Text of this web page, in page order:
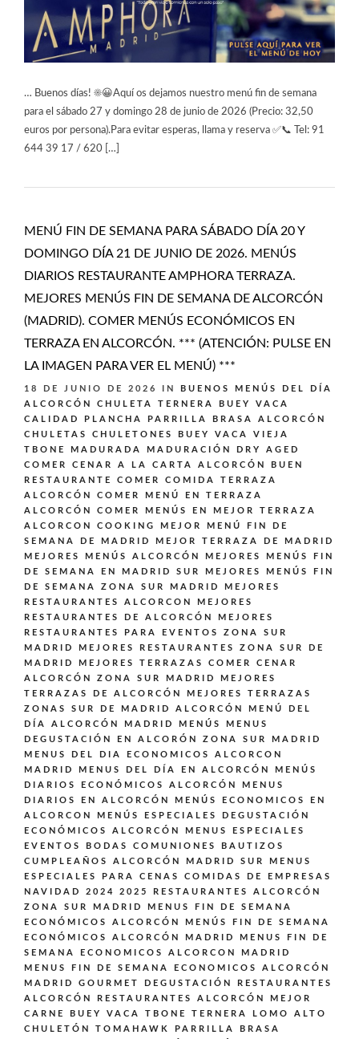
… Buenos días! ☀️😀Aquí os dejamos nuestro menú fin de semana
para el sábado 27 y domingo 28 de junio de 2026 (Precio: 32,50
euros por persona).Para evitar esperas, llama y reserva ✅📞 Tel: 91
644 39 17 / 620 […]
MENÚ FIN DE SEMANA PARA SÁBADO DÍA 20 Y
DOMINGO DÍA 21 DE JUNIO DE 2026. MENÚS
DIARIOS RESTAURANTE AMPHORA TERRAZA.
MEJORES MENÚS FIN DE SEMANA DE ALCORCÓN
(MADRID). COMER MENÚS ECONÓMICOS EN
TERRAZA EN ALCORCÓN. *** (ATENCIÓN: PULSE EN
LA IMAGEN PARA VER EL MENÚ) ***
18 DE JUNIO DE 2026 IN
BUENOS MENÚS DEL DÍA
ALCORCÓN
CHULETA TERNERA BUEY VACA
CALIDAD PLANCHA PARRILLA BRASA ALCORCÓN
CHULETAS CHULETONES BUEY VACA VIEJA
TBONE MADURADA MADURACIÓN DRY AGED
COMER CENAR A LA CARTA ALCORCÓN BUEN
RESTAURANTE
COMER COMIDA TERRAZA
ALCORCÓN
COMER MENÚ EN TERRAZA
ALCORCÓN
COMER MENÚS EN MEJOR TERRAZA
ALCORCON
COOKING
MEJOR MENÚ FIN DE
SEMANA DE MADRID
MEJOR TERRAZA DE MADRID
MEJORES MENÚS ALCORCÓN
MEJORES MENÚS FIN
DE SEMANA EN MADRID SUR
MEJORES MENÚS FIN
DE SEMANA ZONA SUR MADRID
MEJORES
RESTAURANTES ALCORCON
MEJORES
RESTAURANTES DE ALCORCÓN
MEJORES
RESTAURANTES PARA EVENTOS ZONA SUR
MADRID
MEJORES RESTAURANTES ZONA SUR DE
MADRID
MEJORES TERRAZAS COMER CENAR
ALCORCÓN ZONA SUR MADRID
MEJORES
TERRAZAS DE ALCORCÓN
MEJORES TERRAZAS
ZONAS SUR DE MADRID ALCORCÓN
MENÚ DEL
DÍA ALCORCÓN MADRID
MENÚS
MENUS
DEGUSTACIÓN EN ALCORÓN ZONA SUR MADRID
MENUS DEL DIA ECONOMICOS ALCORCON
MADRID
MENUS DEL DÍA EN ALCORCÓN
MENÚS
DIARIOS ECONÓMICOS ALCORCÓN
MENUS
DIARIOS EN ALCORCÓN
MENÚS ECONOMICOS EN
ALCORCON
MENÚS ESPECIALES DEGUSTACIÓN
ECONÓMICOS ALCORCÓN
MENUS ESPECIALES
EVENTOS BODAS COMUNIONES BAUTIZOS
CUMPLEAÑOS ALCORCÓN MADRID SUR
MENUS
ESPECIALES PARA CENAS COMIDAS DE EMPRESAS
NAVIDAD 2024 2025 RESTAURANTES ALCORCÓN
ZONA SUR MADRID
MENUS FIN DE SEMANA
ECONÓMICOS ALCORCÓN
MENÚS FIN DE SEMANA
ECONÓMICOS ALCORCÓN MADRID
MENUS FIN DE
SEMANA ECONOMICOS ALCORCON MADRID
MENUS FIN DE SEMANA ECONOMICOS ALCORCÓN
MADRID GOURMET DEGUSTACIÓN
RESTAURANTES
ALCORCÓN
RESTAURANTES ALCORCÓN MEJOR
CARNE BUEY VACA TBONE TERNERA LOMO ALTO
CHULETÓN TOMAHAWK PARRILLA BRASA